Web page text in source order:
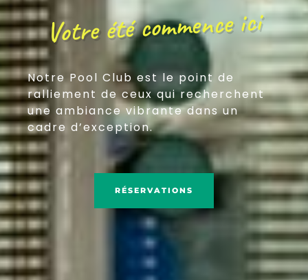
Votre été commence ici
Notre Pool Club est le point de
ralliement de ceux qui recherchent
une ambiance vibrante dans un
cadre d’exception.
RÉSERVATIONS